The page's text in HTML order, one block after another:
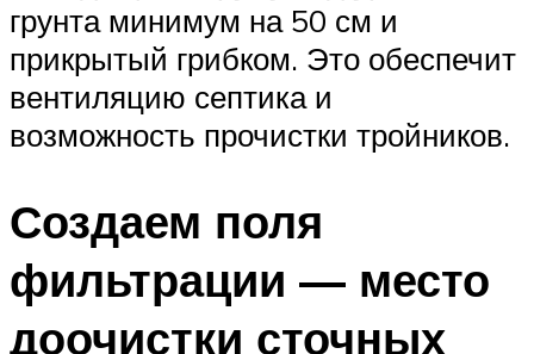
грунта минимум на 50 см и
прикрытый грибком. Это обеспечит
вентиляцию септика и
возможность прочистки тройников.
Создаем поля
фильтрации — место
доочистки сточных